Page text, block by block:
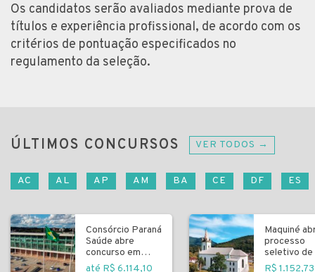
Os candidatos serão avaliados mediante prova de
títulos e experiência profissional, de acordo com os
critérios de pontuação especificados no
regulamento da seleção.
ÚLTIMOS CONCURSOS VER TODOS →
AC AL AP AM BA CE DF ES
Consórcio Paraná
Saúde abre
concurso em
Curitiba
até R$ 6.114,10
Maquiné
processo
seletivo de
R$ 1.152,73